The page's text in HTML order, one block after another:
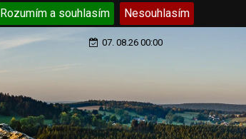
Rozumím a souhlasím Nesouhlasím
07. 08.26 00:00